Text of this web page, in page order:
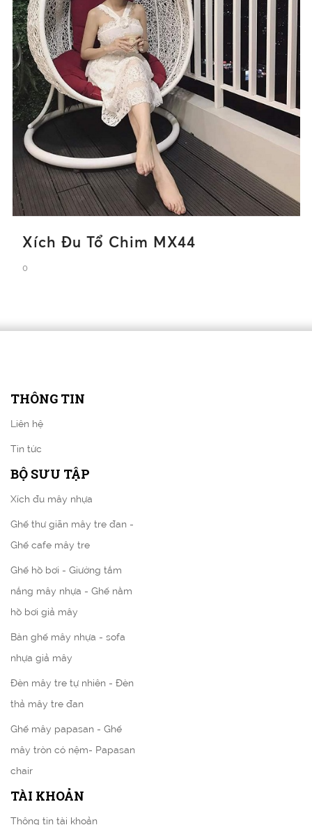
Xích Đu Tổ Chim MX44
0
THÔNG TIN
Liên hệ
Tin tức
BỘ SƯU TẬP
Xích đu mây nhựa
Ghế thư giãn mây tre đan -
Ghế cafe mây tre
Ghế hồ bơi - Giường tắm
nắng mây nhựa - Ghế nằm
hồ bơi giả mây
Bàn ghế mây nhựa - sofa
nhựa giả mây
Đèn mây tre tự nhiên - Đèn
thả mây tre đan
Ghế mây papasan - Ghế
mây tròn có nệm- Papasan
chair
TÀI KHOẢN
Thông tin tài khoản